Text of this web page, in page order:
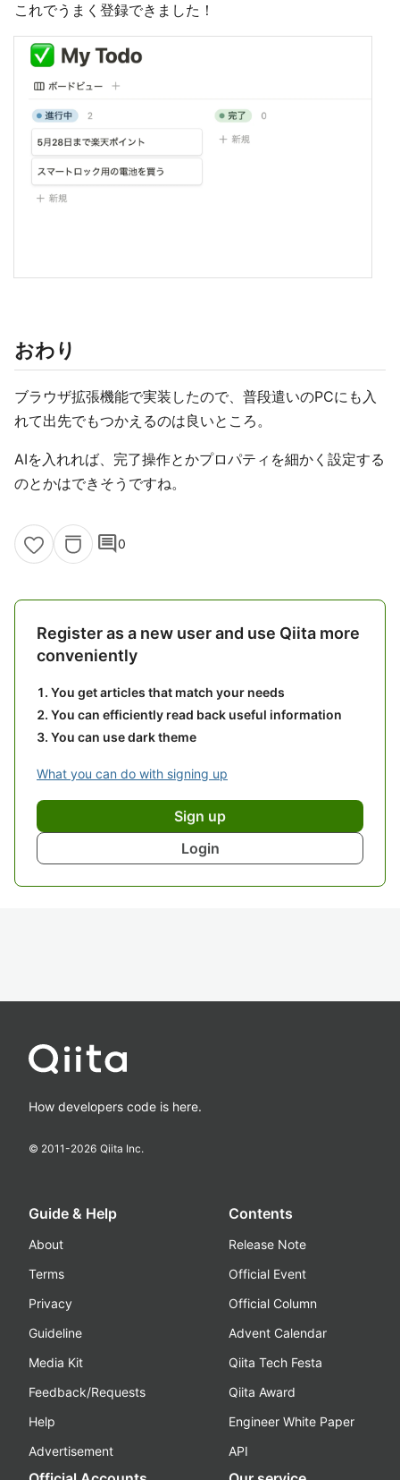
これでうまく登録できました！
おわり
ブラウザ拡張機能で実装したので、普段遣いのPCにも入
れて出先でもつかえるのは良いところ。
AIを入れれば、完了操作とかプロパティを細かく設定する
のとかはできそうですね。
comment0
Register as a new user and use Qiita more
conveniently
You get articles that match your needs
You can efficiently read back useful information
You can use dark theme
What you can do with signing up
Sign up
Login
How developers code is here.
© 2011-2026 Qiita Inc.
Guide & Help
About
Terms
Privacy
Guideline
Media Kit
Feedback/Requests
Help
Advertisement
Contents
Release Note
Official Event
Official Column
Advent Calendar
Qiita Tech Festa
Qiita Award
Engineer White Paper
API